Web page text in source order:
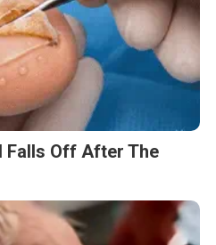
Falls Off After The